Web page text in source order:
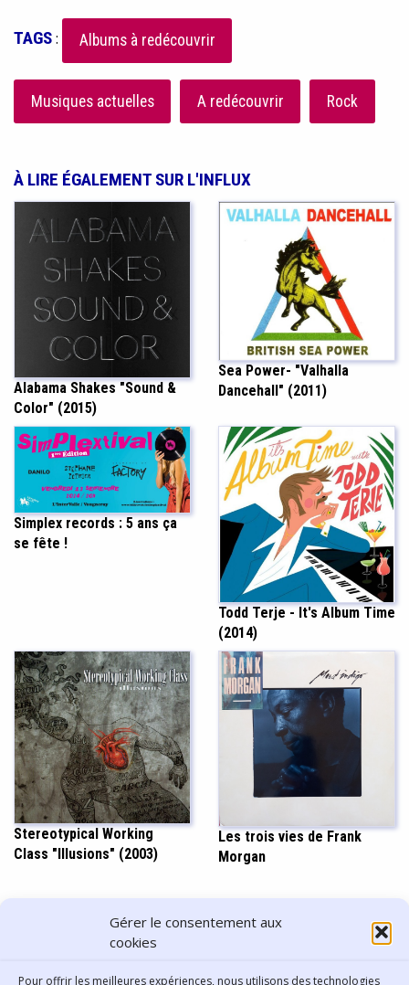
Gérer le consentement aux
cookies
Pour offrir les meilleures expériences, nous utilisons des technologies
TAGS: Albums à redécouvrir
Musiques actuelles A redécouvrir Rock
À LIRE ÉGALEMENT SUR L'INFLUX
Alabama Shakes "Sound &
Color" (2015)
Sea Power- "Valhalla
Dancehall" (2011)
Simplex records : 5 ans ça
se fête !
Todd Terje - It's Album Time
(2014)
Stereotypical Working
Class "Illusions" (2003)
Les trois vies de Frank
Morgan
PARTAGER CET ARTICLE